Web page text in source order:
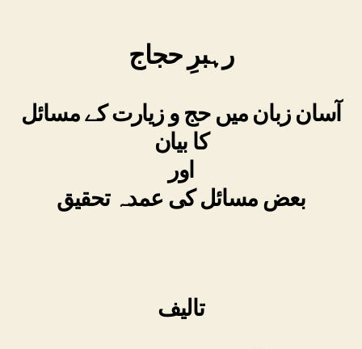
رہبرِ حجاج
آسان زبان میں حج و زیارت کے مسائل
کا بیان
اور
بعض مسائل کی عمدہ تحقیق
تالیف